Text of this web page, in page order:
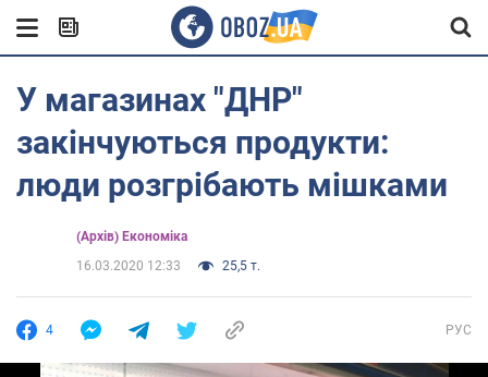
У магазинах "ДНР"
закінчуються продукти:
люди розгрібають мішками
(Архів) Економіка
16.03.2020 12:33
25,5 т.
4 РУС